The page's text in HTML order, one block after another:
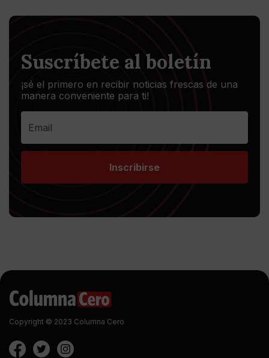
Suscríbete al boletín
¡sé el primero en recibir noticias frescas de una
manera conveniente para ti!
Inscribirse
Copyright © 2023 Columna Cero